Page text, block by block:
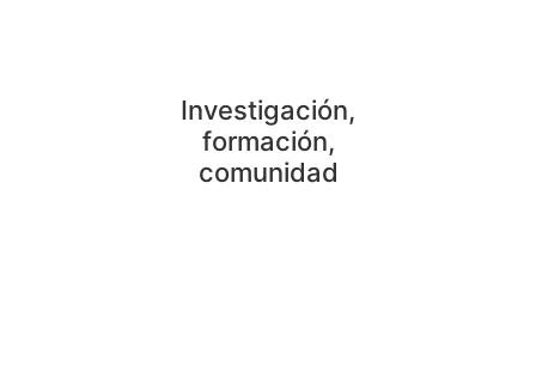
Investigación,
formación,
comunidad